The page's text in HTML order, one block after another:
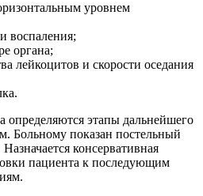
уровнем
воспаления;
органа;
лейкоцитов и скорости оседания
определяются этапы дальнейшего
Больному показан постельный
консервативная
пациента к последующим